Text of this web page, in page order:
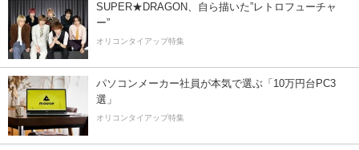
SUPER★DRAGON、自ら描いた”レトロフューチャ
ー”
オリコンタイアップ特集
パソコンメーカー社員が本気で選ぶ「10万円台PC3
選」
オリコンタイアップ特集